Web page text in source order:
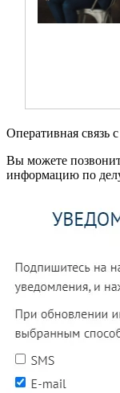
Оперативная связь
Вы можете
информацию по